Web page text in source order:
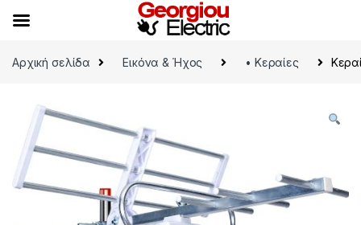
Αρχική σελίδα
Εικόνα & Ήχος • Κεραίες